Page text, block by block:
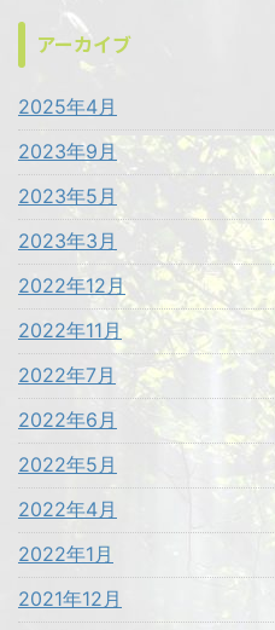
アーカイブ
2025年4月
2023年9月
2023年5月
2023年3月
2022年12月
2022年11月
2022年7月
2022年6月
2022年5月
2022年4月
2022年1月
2021年12月